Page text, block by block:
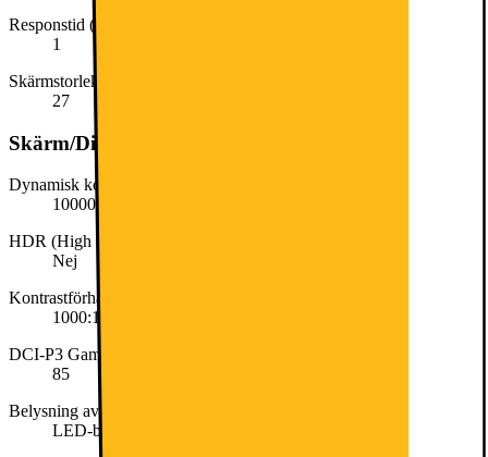
Responstid (ms)
1
Skärmstorlek (tum)
27
Skärm/Display
Dynamisk kontrast (Dynamic contrast ratio)
100000000:1
HDR (High Dynamic Range)
Nej
Kontrastförhållande (Contrast ratio)
1000:1
DCI-P3 Gamut (%)
85
Belysning av skärm
LED-bakbelyst